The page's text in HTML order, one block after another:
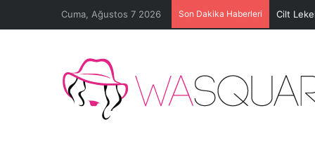
Cuma, Ağustos 7 2026 Son Dakika Haberleri Cilt